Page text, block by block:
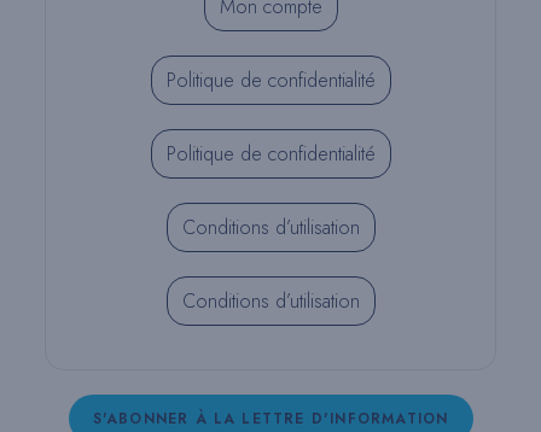
Mon compte
Politique de confidentialité
Politique de confidentialité
Conditions d’utilisation
Conditions d’utilisation
S'ABONNER À LA LETTRE D'INFORMATION